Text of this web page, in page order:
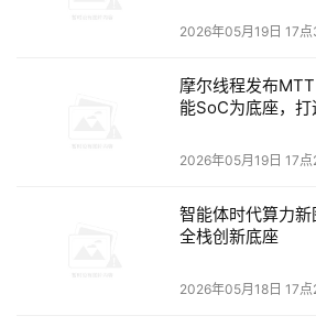
RAID-5等多种磁盘冗余方案可供选择
Teneros推出Application
Teneros日前发布了一款用于备
Appliance。该产品采用了基于Web
2026年05月19日 17点
摩尔线程发布
能SoC为底座，
2026年05月19日 17点
智能体时代算力
全栈创新底座
2026年05月18日 17点